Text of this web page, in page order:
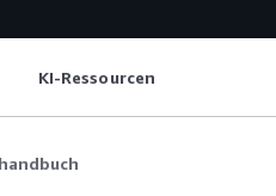
KI-Ressourcen